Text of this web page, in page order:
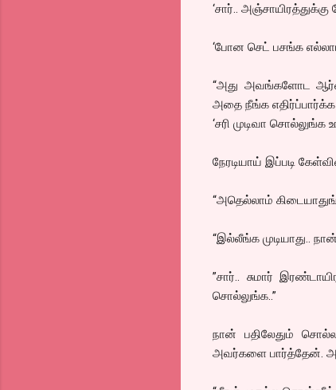
‘சார்..
‘போன செட் பசங்க
“அது அவங்களோட
அதை நீங்க எதிர்ப்பார்க்க
‘சரி முடிவா
நேரடியாய் இப்படி
“அதெல்லாம்
“இல்லீங்க முடியாது..
”சார்.. சுமார்
சொல்லுங்க..”
நான் பதிலேதும்
அவர்களை பார்த்தேன்.